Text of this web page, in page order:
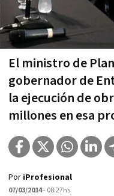
El ministro de
gobernador de
la ejecución de
millones en esa
Por iProfesional
07/03/2014- 08:27hs